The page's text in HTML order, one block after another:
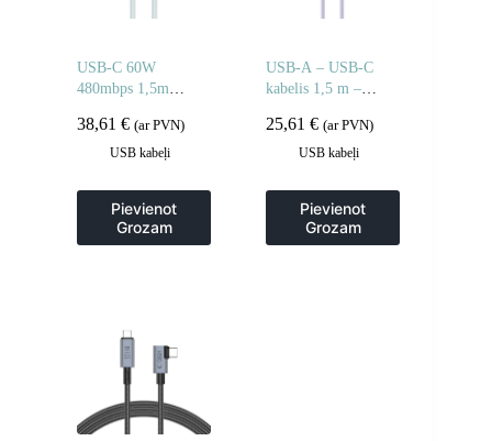
USB-C 60W
480mbps 1,5m
38,61 € (ar PVN)
USB kabeļi
Pievienot
Grozam
USB-A – USB-C
kabelis 1,5 m –
25,61€ (ar PVN)
USB kabeļi
Pievienot
Grozam